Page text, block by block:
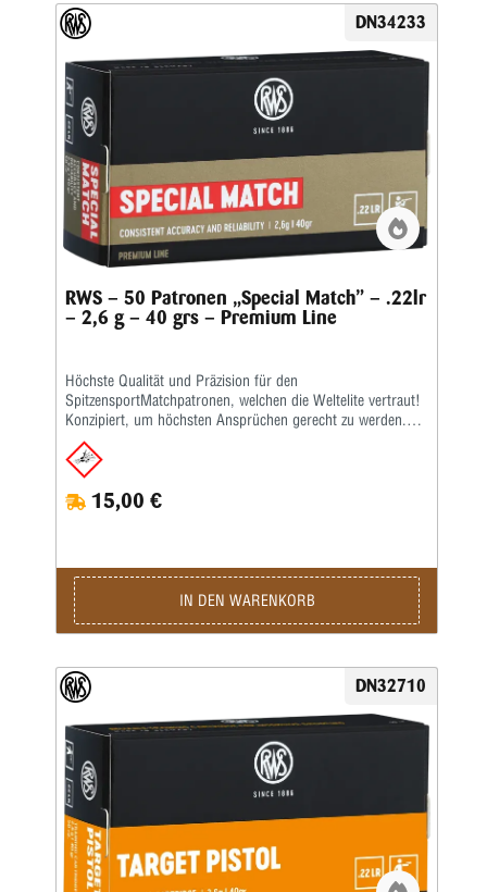
Kleinkaliber 100 m stehend / Kleinkaliber 50 m Dreistellung
/ Kleinkaliber 100 m liegend / Salonschießen (DK) / Biathlon
DN34233
RWS – 50 Patronen „Special Match” – .22lr
– 2,6 g – 40 grs – Premium Line
Höchste Qualität und Präzision für den
SpitzensportMatchpatronen, welchen die Weltelite vertraut!
Konzipiert, um höchsten Ansprüchen gerecht zu werden.
Durch ausgewählte Materialbeschaffenheit, enge
Fertigungstoleranzen und professionelle Präzisionsprüfung
kompromisslos in puncto Qualität und Zuverlässigkeit – für
exakte Treffer und kleinste, gleichmäßige Schussbilder.Die
Merkmale auf einen Blick: Sehr hohe Qualität und Präzision
Pistole und Sportpistole • Kaliber: .22 lang für Büchsen •
Bleigeschoss, 2,6 g, V0 330 m/s (Lauflänge: 65 cm)Kaliber:
.22 lr • Gewicht: 2,6 g • Grains: 40 • Geschoss-Art: BR •
Bleifrei: Nein • Waffentyp: Gewehr / Pistole • BC-Wert:
Geeignet für: Kleinkaliber 50 m liegend / Kleinkaliber 100 m
stehend / Kleinkaliber 50 m Dreistellung / Kleinkaliber 100
m liegend / Salonschießen (DK) / Biathlon 50 m
15,00 €
IN DEN WARENKORB
DN32710